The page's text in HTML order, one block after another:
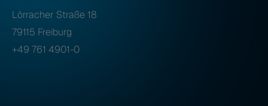
Lörracher Straße 18
79115 Freiburg
+49 761 4901-0